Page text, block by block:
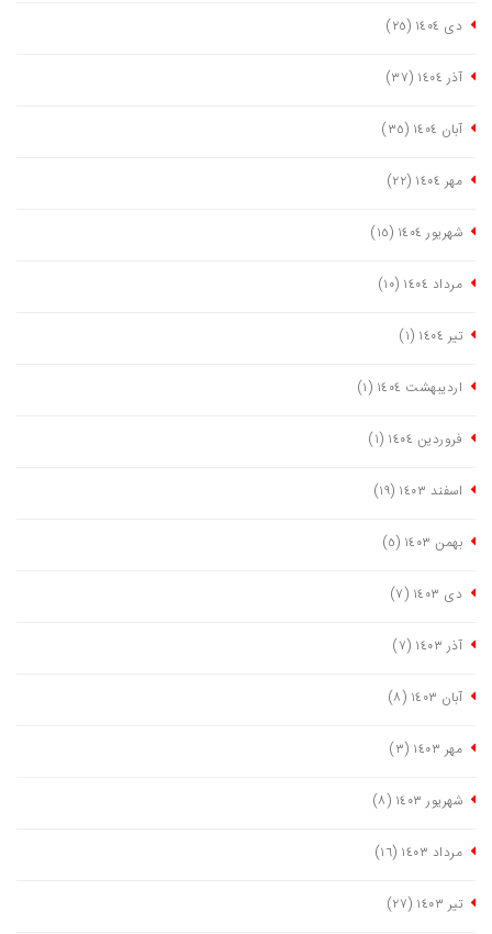
دی ١٤٠٤ (٢٥)
آذر ١٤٠٤ (٣٧)
آبان ١٤٠٤ (٣٥)
مهر ١٤٠٤ (٢٢)
شهریور ١٤٠٤ (١٥)
مرداد ١٤٠٤ (١٠)
تیر ١٤٠٤ (١)
اردیبهشت ١٤٠٤ (١)
فروردین ١٤٠٤ (١)
اسفند ١٤٠٣ (١٩)
بهمن ١٤٠٣ (٥)
دی ١٤٠٣ (٧)
آذر ١٤٠٣ (٧)
آبان ١٤٠٣ (٨)
مهر ١٤٠٣ (٣)
شهریور ١٤٠٣ (٨)
مرداد ١٤٠٣ (١٦)
تیر ١٤٠٣ (٢٧)